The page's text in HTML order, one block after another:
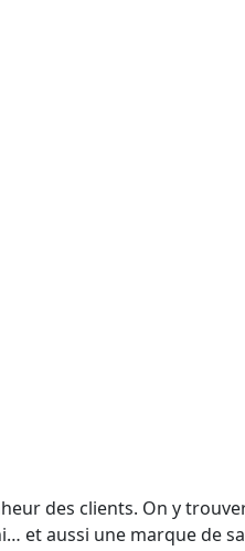
des clients. On y
et aussi une marque de